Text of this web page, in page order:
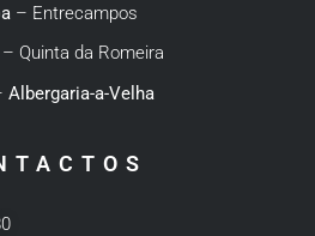
– Entrecampos
– Quinta da Romeira
Albergaria-a-Velha